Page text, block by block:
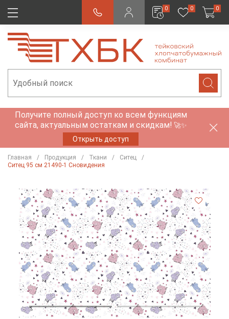
0 0 0
Получите полный доступ ко всем функциям
сайта, актуальным остаткам и скидкам! 🚀✨
Открыть доступ
Главная Продукция Ткани
Ситец
Ситец 95 см 21490-1 Сновидения